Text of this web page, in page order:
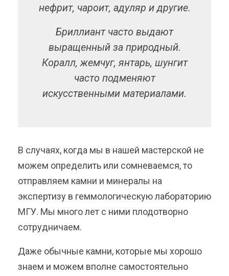
нефрит, чароит, адуляр и другие.
Бриллиант часто выдают
выращенный за природный.
Коралл, жемчуг, янтарь, шунгит
часто подменяют
искусственными материалами.
В случаях, когда мы в нашей мастерской не
можем определить или сомневаемся, то
отправляем камни и минералы на
экспертизу в геммологическую лабораторию
МГУ. Мы много лет с ними плодотворно
сотрудничаем.
Даже обычные камни, которые мы хорошо
знаем и можем вполне самостоятельно